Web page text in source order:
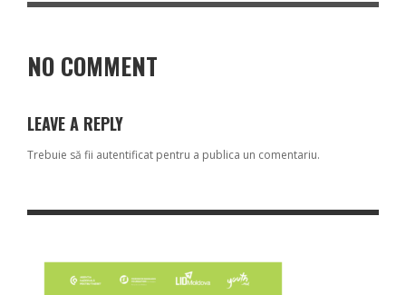
NO COMMENT
LEAVE A REPLY
Trebuie să fii autentificat pentru a publica un comentariu.